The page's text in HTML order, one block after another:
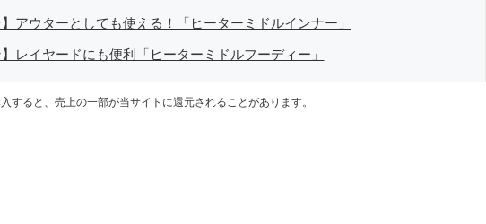
アウターとしても使える！「ヒーターミドルインナー」
レイヤードにも便利「ヒーターミドルフーディー」
すると、売上の一部が当サイトに還元されることがあります。